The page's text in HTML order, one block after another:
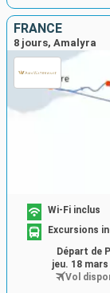
FRANCE
8 jours, Amalyra
Wi-Fi inclus
Excursions
Départ de
jeu. 18
Vol